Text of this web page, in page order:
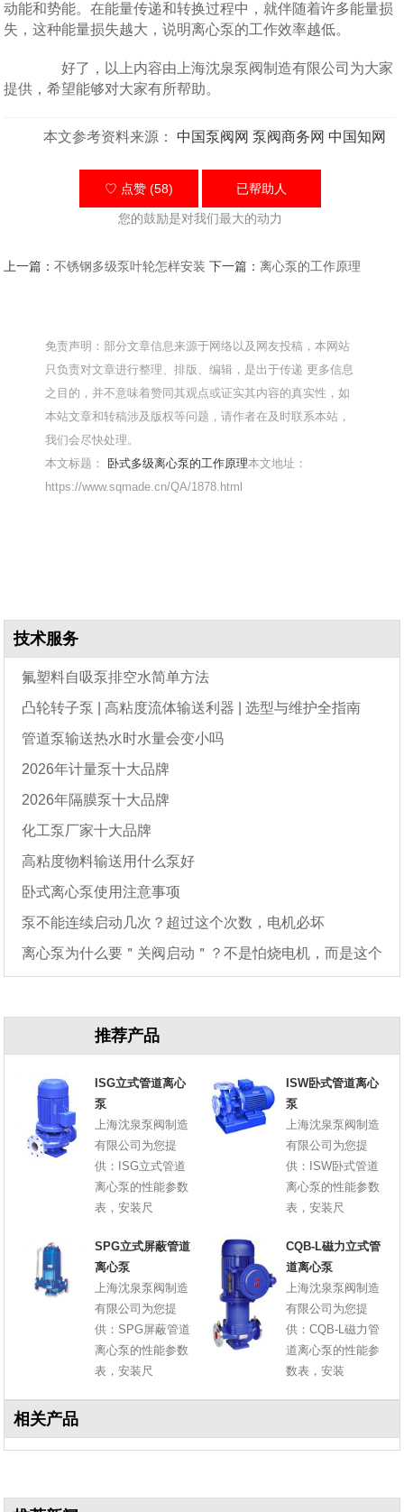
动能和势能。在能量传递和转换过程中，就伴随着许多能量损
失，这种能量损失越大，说明离心泵的工作效率越低。
好了，以上内容由上海沈泉泵阀制造有限公司为大家
提供，希望能够对大家有所帮助。
本文参考资料来源： 中国泵阀网 泵阀商务网 中国知网
♡ 点赞 (58) 已帮助 人
您的鼓励是对我们最大的动力
上一篇：不锈钢多级泵叶轮怎样安装 下一篇：离心泵的工作原理
免责声明：部分文章信息来源于网络以及网友投稿，本网站
只负责对文章进行整理、排版、编辑，是出于传递 更多信息
之目的，并不意味着赞同其观点或证实其内容的真实性，如
本站文章和转稿涉及版权等问题，请作者在及时联系本站，
我们会尽快处理。
本文标题：
卧式多级离心泵的工作原理本文地址：
https://www.sqmade.cn/QA/1878.html
技术服务
氟塑料自吸泵排空水简单方法
凸轮转子泵 | 高粘度流体输送利器 | 选型与维护全指南
管道泵输送热水时水量会变小吗
2026年计量泵十大品牌
2026年隔膜泵十大品牌
化工泵厂家十大品牌
高粘度物料输送用什么泵好
卧式离心泵使用注意事项
泵不能连续启动几次？超过这个次数，电机必坏
离心泵为什么要＂关阀启动＂？不是怕烧电机，而是这个
推荐产品
ISG立式管道离心
泵
上海沈泉泵阀制造
有限公司为您提
供：ISG立式管道
离心泵的性能参数
表，安装尺
ISW卧式管道离心
泵
上海沈泉泵阀制造
有限公司为您提
供：ISW卧式管道
离心泵的性能参数
表，安装尺
SPG立式屏蔽管道
离心泵
上海沈泉泵阀制造
有限公司为您提
供：SPG屏蔽管道
离心泵的性能参数
表，安装尺
CQB-L磁力立式管
道离心泵
上海沈泉泵阀制造
有限公司为您提
供：CQB-L磁力管
道离心泵的性能参
数表，安装
相关产品